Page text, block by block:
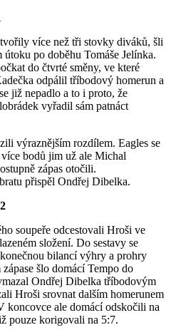
více než tři stovky diváků, šli
po doběhu Tomáše Jelínka.
do čtvrté směny, ve které
odpálil tříbodový homerun a
již nepadlo a to i proto, že
vyřadil sám patnáct
výraznějším rozdílem. Eagles se
bodů jim už ale Michal
zápas otočili.
přispěl Ondřej Dibelka.
soupeře odcestovali Hroši ve
složení. Do sestavy se
bilancí výhry a prohry
šlo domácí Tempo do
Ondřej Dibelka tříbodovým
Hroši srovnat dalším homerunem
koncovce ale domácí odskočili na
pouze korigovali na 5:7.